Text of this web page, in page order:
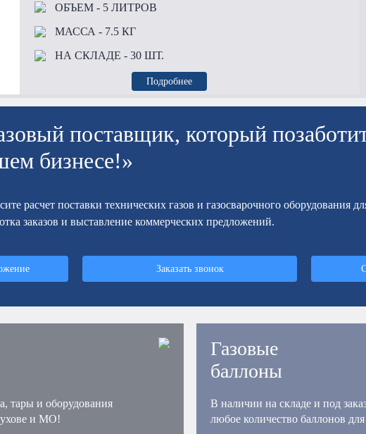
ОБЪЕМ- 5 ЛИТРОВ
МАССА - 7.5 КГ
НА СКЛАДЕ - 30 ШТ.
Подробнее
поставщик, который
бизнесе!»
расчет поставки технических газов и газосварочного оборудования
заказов и выставление коммерческих предложений.
Заказать звонок
тары и оборудования
и МО!
Газовые
баллоны
В наличии на складе и под
любое количество баллонов